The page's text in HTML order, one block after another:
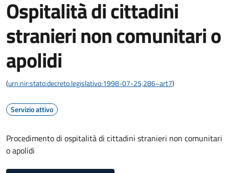
Ospitalità di cittadini
stranieri non comunitari o
apolidi
(urn:nir:stato:decreto.legislativo:1998-07-25;286~art7)
Servizio attivo
Procedimento di ospitalità di cittadini stranieri non comunitari
o apolidi